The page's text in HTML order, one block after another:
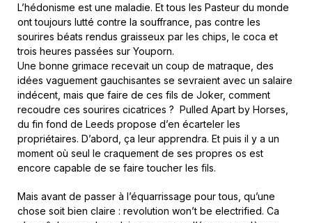
L’hédonisme est une maladie. Et tous les Pasteur du monde
ont toujours lutté contre la souffrance, pas contre les
sourires béats rendus graisseux par les chips, le coca et
trois heures passées sur Youporn.
Une bonne grimace recevait un coup de matraque, des
idées vaguement gauchisantes se sevraient avec un salaire
indécent, mais que faire de ces fils de Joker, comment
recoudre ces sourires cicatrices ? Pulled Apart by Horses,
du fin fond de Leeds propose d’en écarteler les
propriétaires. D’abord, ça leur apprendra. Et puis il y a un
moment où seul le craquement de ses propres os est
encore capable de se faire toucher les fils.
Mais avant de passer à l’équarrissage pour tous, qu’une
chose soit bien claire : revolution won’t be electrified. Ca